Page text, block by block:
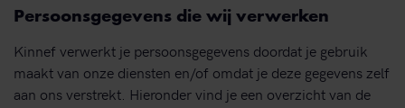
Persoonsgegevens die wij verwerken
Kinnef verwerkt je persoonsgegevens doordat je gebruik
maakt van onze diensten en/of omdat je deze gegevens zelf
aan ons verstrekt. Hieronder vind je een overzicht van de